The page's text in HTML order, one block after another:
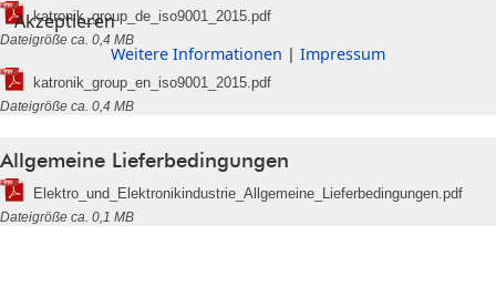
katronik_group_de_iso9001_2015.pdf
Dateigröße ca. 0,4 MB
katronik_group_en_iso9001_2015.pdf
Dateigröße ca. 0,4 MB
Allgemeine Lieferbedingungen
Elektro_und_Elektronikindustrie_Allgemeine_Lieferbedingungen.pdf
Dateigröße ca. 0,1 MB
Akzeptieren
Weitere Informationen | Impressum